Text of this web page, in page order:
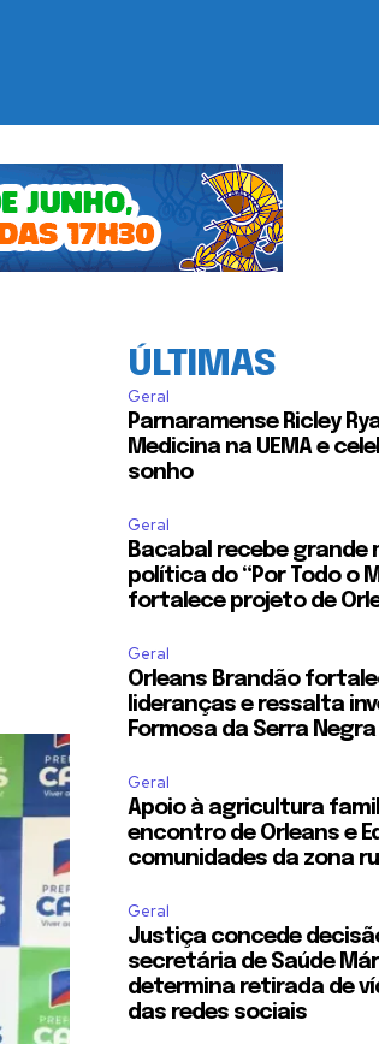
ÚLTIMAS
Geral
Parnaramense Ricley
Medicina na UEMA e
sonho
Geral
Bacabal recebe grande
política do “Por Todo o
fortalece projeto de
Geral
Orleans Brandão
lideranças e ressalta
Formosa da Serra Negra
Geral
Apoio à agricultura
encontro de Orleans e
comunidades da zona
Geral
Justiça concede
secretária de Saúde
determina retirada de
das redes sociais